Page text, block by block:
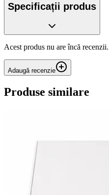
Specificații produs
Acest produs nu are încă recenzii.
Adaugă recenzie
Produse similare